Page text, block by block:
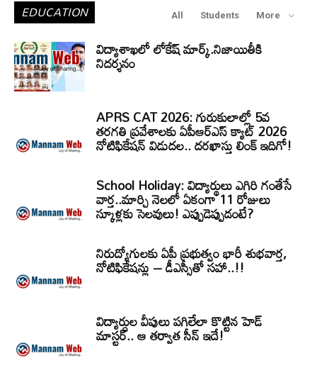
EDUCATION All Students More
విద్యాశాఖలో లోకేష్ మార్క్.నిజాయితీకి
నిదర్శనం
APRS CAT 2026: గురుకులాల్లో 5వ
తరగతి ప్రవేశాలకు ఏపీఆర్‌ఎస్‌ క్యాట్‌ 2026
నోటిఫికేషన్‌ విడుదల.. దరఖాస్తు లింక్‌ ఇదిగో!
School Holiday: విద్యార్థులు ఎగిరి గంతేసే
వార్త..మార్చి నెలలో ఏకంగా 11 రోజులు
స్కూళ్లకు సెలవులు! ఎప్పుడెప్పుడంటే?
నిరుద్యోగులకు ఏపీ ప్రభుత్వం భారీ శుభవార్త,
నోటిఫికేషన్లు – డీఎస్సీతో సహా..!!
విద్యార్ధుల వీపులు పగిలేలా కొట్టిన హెడ్
మాస్టర్.. ఆ తర్వాత సీన్‌ ఇదే!